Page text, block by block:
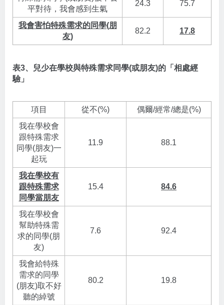
平對待，我會感到生氣
24.3 75.7
我會害怕特殊需求的同學(朋
友)
82.2 17.8
表3、兒少在學校與特殊需求同學(或朋友)的「相處經
驗」
項目 從不(%)
偶爾/經常/總是(%)
我在學校會
跟特殊需求
同學(朋友)一
起玩
11.9 88.1
我在學校有
跟特殊需求
同學當朋友
15.4 84.6
我在學校會
幫助特殊需
求的同學(朋
友)
7.6 92.4
我會給特殊
需求的同學
(朋友)取不好
聽的綽號
80.2 19.8